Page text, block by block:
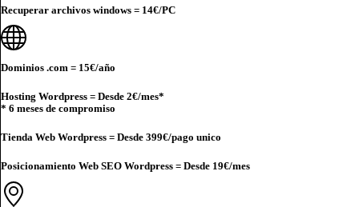
Recuperar archivos windows = 14€/PC
Dominios .com = 15€/año
Hosting Wordpress = Desde 2€/mes*
* 6 meses de compromiso
Tienda Web Wordpress = Desde 399€/pago unico
Posicionamiento Web SEO Wordpress = Desde 19€/mes